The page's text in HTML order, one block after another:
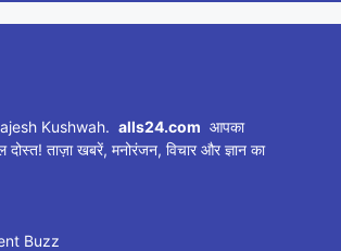
Kushwah.alls24.com आपका
ताज़ा खबरें, मनोरंजन, विचार और ज्ञान का
Buzz